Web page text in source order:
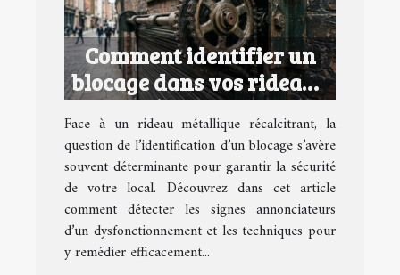
Comment identifier un
blocage dans vos rideaux
métalliques ?
Face à un rideau métallique récalcitrant, la
question de l’identification d’un blocage s’avère
souvent déterminante pour garantir la sécurité
de votre local. Découvrez dans cet article
comment détecter les signes annonciateurs
d’un dysfonctionnement et les techniques pour
y remédier efficacement...